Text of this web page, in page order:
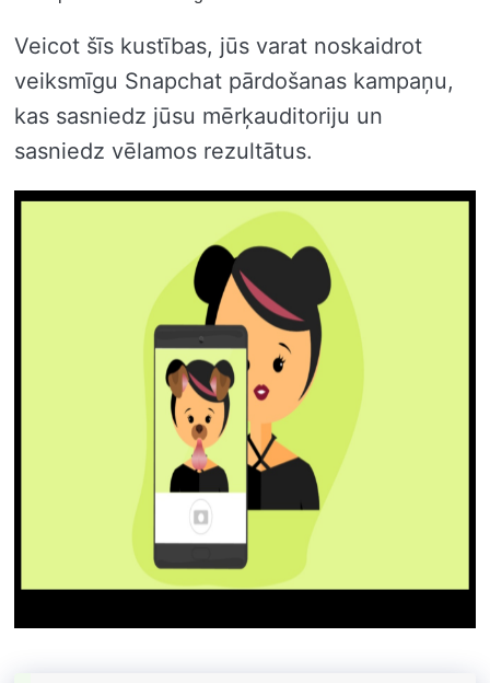
Veicot šīs kustības, jūs varat noskaidrot
veiksmīgu Snapchat pārdošanas kampaņu,
kas sasniedz jūsu mērķauditoriju un
sasniedz vēlamos rezultātus.